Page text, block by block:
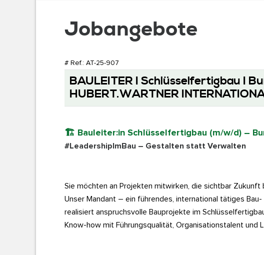
Jobangebote
# Ref.: AT-25-907
BAULEITER I Schlüsselfertigbau I
HUBERT.WARTNER
🏗️ Bauleiter:in Schlüsselfertigbau (m/w/d) –
#LeadershipImBau – Gestalten statt Verwalten
Sie möchten an Projekten mitwirken, die sichtbar Zukunft
Unser Mandant – ein führendes, international tätiges
realisiert anspruchsvolle Bauprojekte im
Know-how mit Führungsqualität, Organisationstalent und
Leadership Management ...
Board Consulting ...
Family Business Advisory ...